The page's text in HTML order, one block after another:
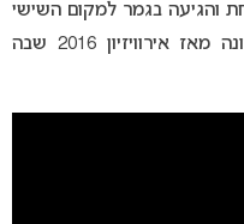
המארחת והגיעה בגמר למקום השישי
עם 268 נקודות. זאת הפעם הראשונה מאז אירוויזיון 2016 שבה